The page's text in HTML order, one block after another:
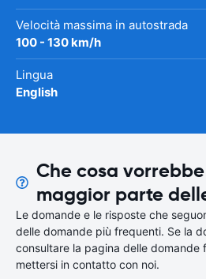
Velocità massima in autostrada
100 - 130 km/h
Lingua
English
Che cosa
maggior parte
Le domande e le risposte che
delle domande più frequenti. Se la
consultare la pagina delle domande
mettersi in contatto con noi.